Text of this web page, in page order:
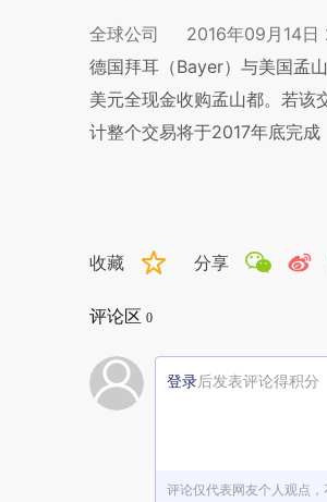
全球公司
2016年09月14日
德国拜耳（Bayer）与美国孟
美元全现金收购孟山都。若该
计整个交易将于2017年底完成
收藏 分享
评论区 0
登录后发表评论得积分
评论仅代表网友个人观点